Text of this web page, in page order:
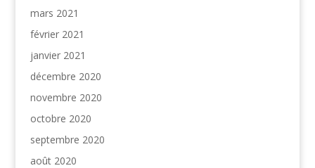
mars 2021
février 2021
janvier 2021
décembre 2020
novembre 2020
octobre 2020
septembre 2020
août 2020